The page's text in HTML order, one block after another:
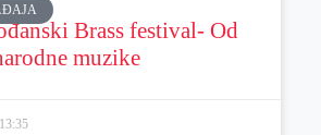
Brass festival- Od
muzike
13:35